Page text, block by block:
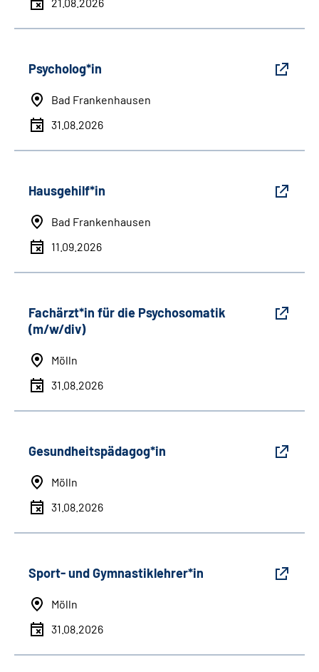
Psycholog*in
Bad Frankenhausen
31.08.2026
Hausgehilf*in
Bad Frankenhausen
11.09.2026
Fachärzt*in für die Psychosomatik
(m/w/div)
Mölln
31.08.2026
Gesundheitspädagog*in
Mölln
31.08.2026
Sport- und Gymnastiklehrer*in
Mölln
31.08.2026